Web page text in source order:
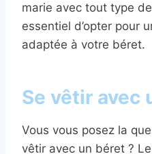
marie avec tout type
essentiel d’opter pour
adaptée à votre béret.
Se vêtir avec
Vous vous posez la
vêtir avec un béret ?